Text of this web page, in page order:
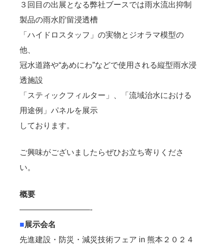
３回⽬の出展となる弊社ブースでは⾬⽔流出抑制
製品の⾬⽔貯留浸透槽
「ハイドロスタッフ」の実物とジオラマ模型の
他、
冠⽔道路や“あめにわ”などで使⽤される縦型⾬⽔浸
透施設
「スティックフィルター」、「流域治⽔における
⽤途例」パネルを展⽰
しております。
ご興味がございましたらぜひお⽴ち寄りくださ
い。
概要
—————————-
■展⽰会名
先進建設・防災・減災技術フェア in 熊本２０２４